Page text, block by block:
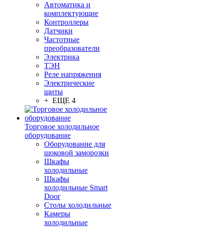
Автоматика и
комплектующие
Контроллеры
Датчики
Частотные
преобразователи
Электрика
ТЭН
Реле напряжения
Электрические
щиты
+ ЕЩЕ 4
Торговое холодильное
оборудование
Оборудование для
шоковой заморозки
Шкафы
холодильные
Шкафы
холодильные Smart
Door
Столы холодильные
Камеры
холодильные